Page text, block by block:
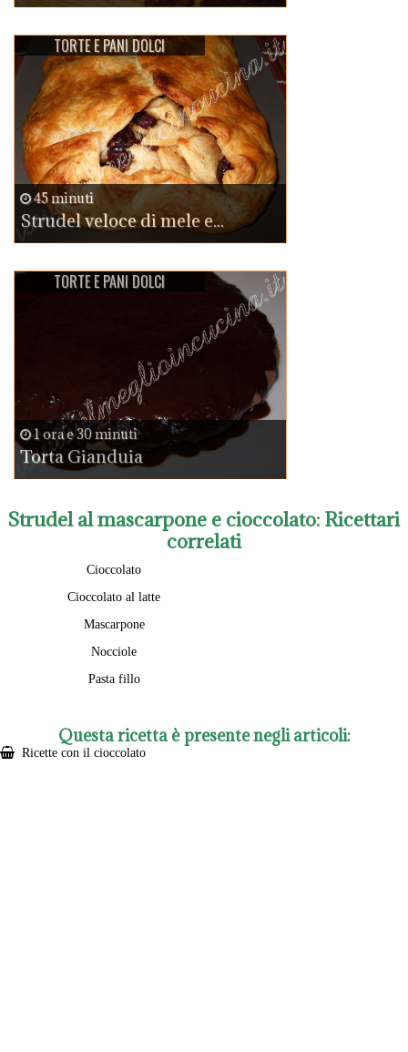
TORTE E PANI DOLCI
45 minuti
Strudel veloce di mele e...
TORTE E PANI DOLCI
1 ora e 30 minuti
Torta Gianduia
Strudel al mascarpone e cioccolato: Ricettari
correlati
Cioccolato
Cioccolato al latte
Mascarpone
Nocciole
Pasta fillo
Questa ricetta è presente negli articoli:
Ricette con il cioccolato